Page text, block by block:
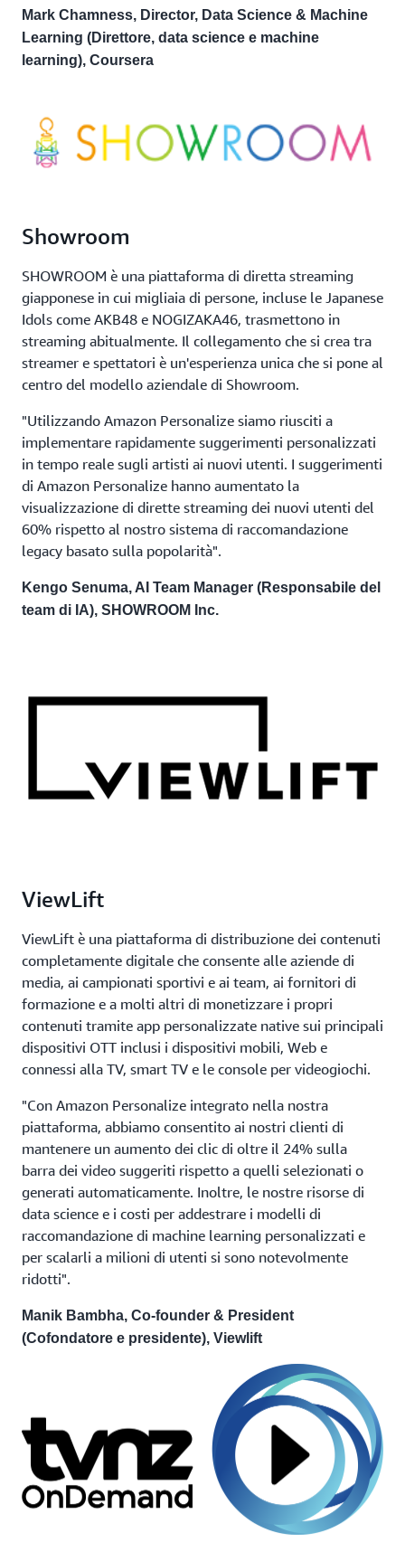
Mark Chamness, Director, Data Science & Machine
Learning (Direttore, data science e machine
learning), Coursera
Showroom
SHOWROOM è una piattaforma di diretta streaming
giapponese in cui migliaia di persone, incluse le Japanese
Idols come AKB48 e NOGIZAKA46, trasmettono in
streaming abitualmente. Il collegamento che si crea tra
streamer e spettatori è un'esperienza unica che si pone al
centro del modello aziendale di Showroom.
"Utilizzando Amazon Personalize siamo riusciti a
implementare rapidamente suggerimenti personalizzati
in tempo reale sugli artisti ai nuovi utenti. I suggerimenti
di Amazon Personalize hanno aumentato la
visualizzazione di dirette streaming dei nuovi utenti del
60% rispetto al nostro sistema di raccomandazione
legacy basato sulla popolarità".
Kengo Senuma, AI Team Manager (Responsabile del
team di IA), SHOWROOM Inc.
ViewLift
ViewLift è una piattaforma di distribuzione dei contenuti
completamente digitale che consente alle aziende di
media, ai campionati sportivi e ai team, ai fornitori di
formazione e a molti altri di monetizzare i propri
contenuti tramite app personalizzate native sui principali
dispositivi OTT inclusi i dispositivi mobili, Web e
connessi alla TV, smart TV e le console per videogiochi.
"Con Amazon Personalize integrato nella nostra
piattaforma, abbiamo consentito ai nostri clienti di
mantenere un aumento dei clic di oltre il 24% sulla
barra dei video suggeriti rispetto a quelli selezionati o
generati automaticamente. Inoltre, le nostre risorse di
data science e i costi per addestrare i modelli di
raccomandazione di machine learning personalizzati e
per scalarli a milioni di utenti si sono notevolmente
ridotti".
Manik Bambha, Co-founder & President
(Cofondatore e presidente), Viewlift